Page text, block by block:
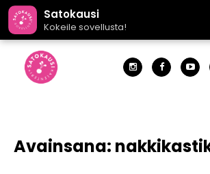
Satokausi
Kokeile sovellusta!
Avainsana: